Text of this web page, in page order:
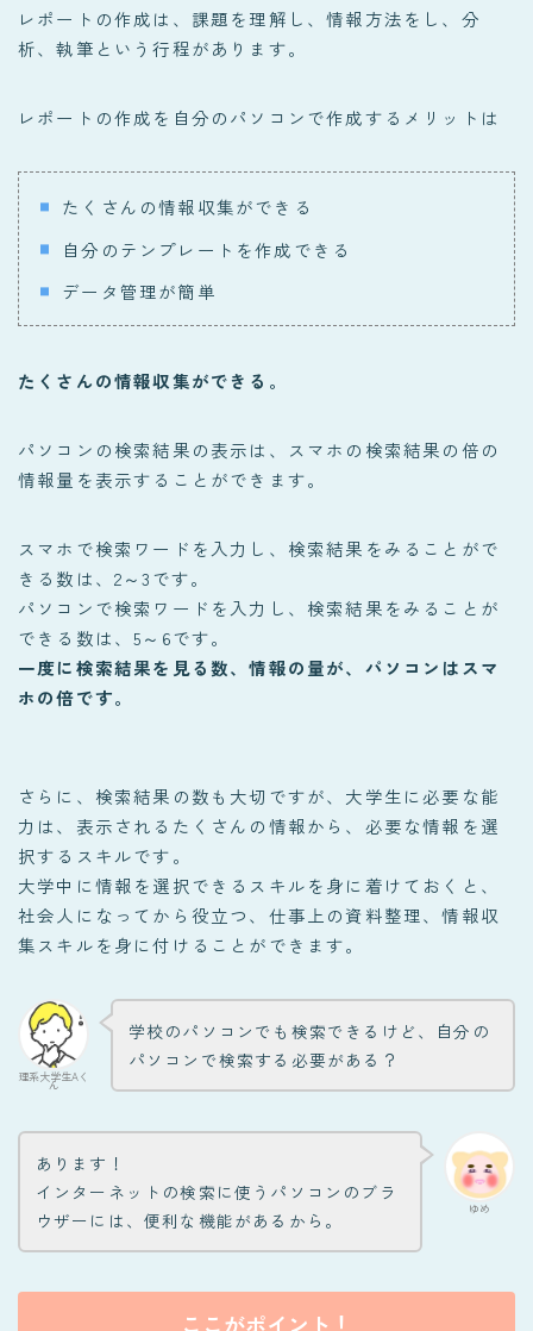
レポートの作成は、課題を理解し、情報方法をし、分
析、執筆という行程があります。
レポートの作成を自分のパソコンで作成するメリットは
たくさんの情報収集ができる
自分のテンプレートを作成できる
データ管理が簡単
たくさんの情報収集ができる。
パソコンの検索結果の表示は、スマホの検索結果の倍の
情報量を表示することができます。
スマホで検索ワードを入力し、検索結果をみることがで
きる数は、2～3です。
パソコンで検索ワードを入力し、検索結果をみることが
できる数は、5～6です。
一度に検索結果を見る数、情報の量が、パソコンはスマ
ホの倍です。
さらに、検索結果の数も大切ですが、大学生に必要な能
力は、表示されるたくさんの情報から、必要な情報を選
択するスキルです。
大学中に情報を選択できるスキルを身に着けておくと、
社会人になってから役立つ、仕事上の資料整理、情報収
集スキルを身に付けることができます。
理系大学生Aく
ん
学校のパソコンでも検索できるけど、自分の
パソコンで検索する必要がある？
ゆめ
あります！
インターネットの検索に使うパソコンのブラ
ウザーには、便利な機能があるから。
ここがポイント！